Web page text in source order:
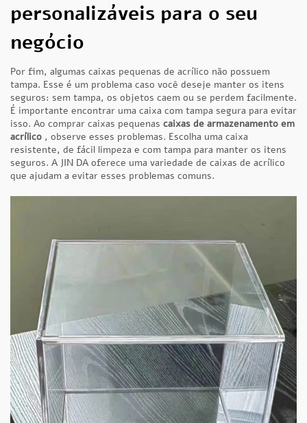
personalizáveis para o seu
negócio
Por fim, algumas caixas pequenas de acrílico não possuem
tampa. Esse é um problema caso você deseje manter os itens
seguros: sem tampa, os objetos caem ou se perdem facilmente.
É importante encontrar uma caixa com tampa segura para evitar
isso. Ao comprar caixas pequenas caixas de armazenamento em
acrílico , observe esses problemas. Escolha uma caixa
resistente, de fácil limpeza e com tampa para manter os itens
seguros. A JIN DA oferece uma variedade de caixas de acrílico
que ajudam a evitar esses problemas comuns.